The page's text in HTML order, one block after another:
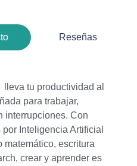
Reseñas
lleva tu productividad al
para trabajar,
interrupciones. Con
Inteligencia Artificial
matemático, escritura
crear y aprender es